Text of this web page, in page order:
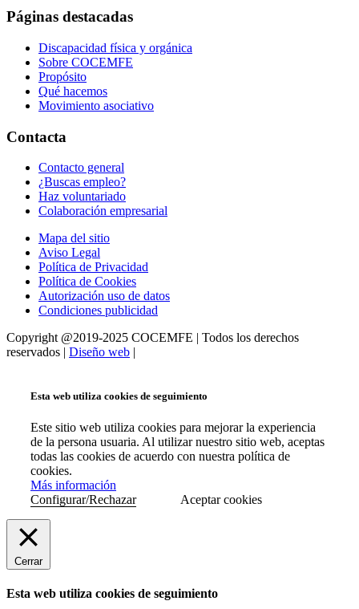
Páginas destacadas
Discapacidad física y orgánica
Sobre COCEMFE
Propósito
Qué hacemos
Movimiento asociativo
Contacta
Contacto general
¿Buscas empleo?
Haz voluntariado
Colaboración empresarial
Mapa del sitio
Aviso Legal
Política de Privacidad
Política de Cookies
Autorización uso de datos
Condiciones publicidad
Copyright @2019-2025 COCEMFE | Todos los derechos
reservados | Diseño web |
Esta web utiliza cookies de seguimiento
Este sitio web utiliza cookies para mejorar la experiencia
de la persona usuaria. Al utilizar nuestro sitio web, aceptas
todas las cookies de acuerdo con nuestra política de
cookies.
Más información
Configurar/Rechazar
Aceptar cookies
Cerrar
Esta web utiliza cookies de seguimiento